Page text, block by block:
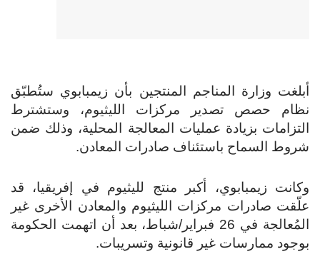
أبلغت وزارة المناجم المنتجين بأن زيمبابوي ستُطبّق
نظام حصص تصدير مركزات الليثيوم، وستشترط
التزامات بزيادة عمليات المعالجة المحلية، وذلك ضمن
شروط السماح باستئناف صادرات المعادن.
وكانت زيمبابوي، أكبر منتج لليثيوم في إفريقيا، قد
علّقت صادرات مركزات الليثيوم والمعادن الأخرى غير
المُعالجة في 26 فبراير/شباط، بعد أن اتهمت الحكومة
بوجود ممارسات غير قانونية وتسريبات.